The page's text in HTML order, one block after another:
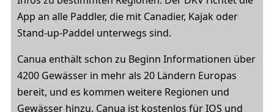
App an alle Paddler, die mit Canadier, Kajak oder
Stand-up-Paddel unterwegs sind.
Canua enthält schon zu Beginn Informationen über
4200 Gewässer in mehr als 20 Ländern Europas
bereit, und es kommen weitere Regionen und
Gewässer hinzu. Canua ist kostenlos für IOS und